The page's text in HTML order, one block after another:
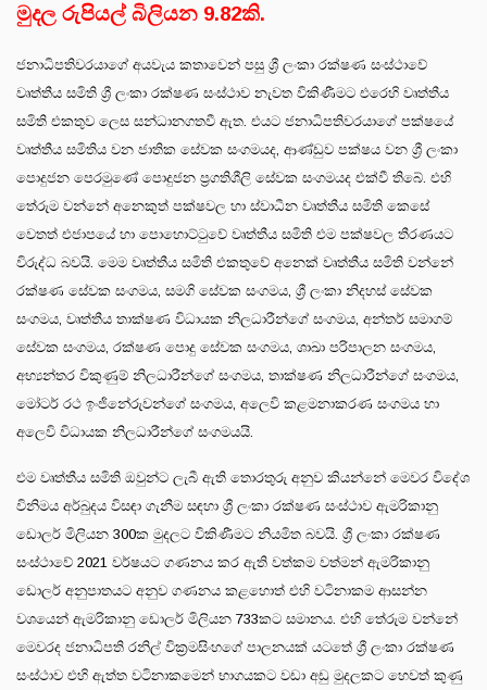
මුදල රුපියල් බිලියන 9.82කි.
ජනාධිපතිවරයාගේ අයවැය කතාවෙන් පසු ශ්‍රී ලංකා රක්ෂණ සංස්ථාවේ
වෘත්තීය සමිති ශ්‍රී ලංකා රක්ෂණ සංස්ථාව නැවත විකිණීමට එරෙහි වෘත්තීය
සමිති එකතුව ලෙස සන්ධානගතවී ඇත. එයට ජනාධිපතිවරයාගේ පක්ෂයේ
වෘත්තීය සමිතිය වන ජාතික සේවක සංගමයද, ආණ්ඩුව පක්ෂය වන ශ්‍රී ලංකා
පොදුජන පෙරමුණේ පොදුජන ප්‍රගතිශීලි සේවක සංගමයද එක්වී තිබේ. එහි
තේරුම වන්නේ අනෙකුත් පක්ෂවල හා ස්වාධීන වෘත්තීය සමිති කෙසේ
වෙතත් එජාපයේ හා පොහොට්ටුවේ වෘත්තීය සමිති එම පක්ෂවල තීරණයට
විරුද්ධ බවයි. මෙම වෘත්තීය සමිති එකතුවේ අනෙක් වෘත්තීය සමිති වන්නේ
රක්ෂණ සේවක සංගමය, සමගි සේවක සංගමය, ශ්‍රී ලංකා නිදහස් සේවක
සංගමය, වෘත්තීය තාක්ෂණ විධායක නිලධාරීන්ගේ සංගමය, අන්තර් සමාගම්
සේවක සංගමය, රක්ෂණ පොදු සේවක සංගමය, ශාඛා පරිපාලන සංගමය,
අභ්‍යන්තර විකුණුම් නිලධාරීන්ගේ සංගමය, තාක්ෂණ නිලධාරීන්ගේ සංගමය,
මෝටර් රථ ඉංජිනේරුවන්ගේ සංගමය, අලෙවි කළමනාකරණ සංගමය හා
අලෙවි විධායක නිලධාරීන්ගේ සංගමයයි.
එම වෘත්තීය සමිති ඔවුන්ට ලැබී ඇති තොරතුරු අනුව කියන්නේ මෙවර විදේශ
විනිමය අර්බුදය විසඳා ගැනීම සඳහා ශ්‍රී ලංකා රක්ෂණ සංස්ථාව ඇමරිකානු
ඩොලර් මිලියන 300ක මුදලට විකිණීමට නියමිත බවයි. ශ්‍රී ලංකා රක්ෂණ
සංස්ථාවේ 2021 වර්ෂයට ගණනය කර ඇති වත්කම වත්මන් ඇමරිකානු
ඩොලර් අනුපාතයට අනුව ගණනය කළහොත් එහි වටිනාකම ආසන්න
වශයෙන් ඇමරිකානු ඩොලර් මිලියන 733කට සමානය. එහි තේරුම වන්නේ
මෙවරද ජනාධිපති රනිල් වික්‍රමසිංහගේ පාලනයක් යටතේ ශ්‍රී ලංකා රක්ෂණ
සංස්ථාව එහි ඇත්ත වටිනාකමෙන් භාගයකට වඩා අඩු මුදලකට හෙවත් කුණු